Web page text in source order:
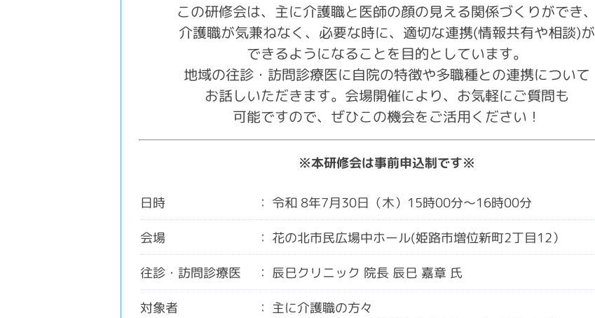
この研修会は、主に介護職と医師の顔の見える関係づくりができ、
介護職が気兼ねなく、必要な時に、適切な連携(情報共有や相談)が
できるようになることを目的としています。
地域の往診・訪問診療医に自院の特徴や多職種との連携について
お話しいただきます。 会場開催により、お気軽にご質問も
可能ですので、ぜひこの機会をご活用ください！
※本研修会は事前申込制です※
日時
令和 8年7月30日（木）15時00分～16時00分
会場
花の北市民広場中ホール(姫路市増位新町2丁目12）
往診・訪問診療医
辰巳クリニック 院長 辰巳 嘉章 氏
対象者
主に介護職の方々